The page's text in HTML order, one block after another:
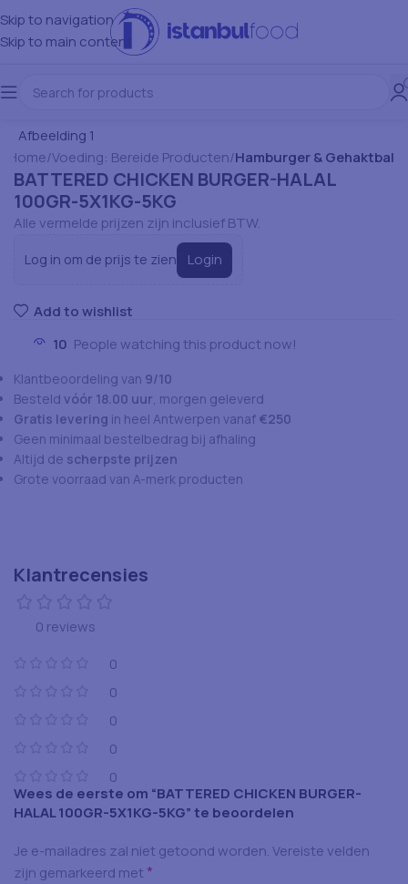
Skip to navigation
Skip to main content
Home Voeding: Bereide Producten Hamburger & Gehaktbal
BATTERED CHICKEN BURGER-HALAL
100GR-5X1KG-5KG
Alle vermelde prijzen zijn inclusief BTW.
Log in om de prijs te zien Login
Add to wishlist
10 People watching this product now!
Klantbeoordeling van 9/10
Besteld vóór 18.00 uur, morgen geleverd
Gratis levering in heel Antwerpen vanaf €250
Geen minimaal bestelbedrag bij afhaling
Altijd de scherpste prijzen
Grote voorraad van A-merk producten
Klantrecensies
0 reviews
0
0
0
0
0
Wees de eerste om “BATTERED CHICKEN BURGER-
HALAL 100GR-5X1KG-5KG” te beoordelen
Je e-mailadres zal niet getoond worden.Vereiste velden
zijn gemarkeerd met *